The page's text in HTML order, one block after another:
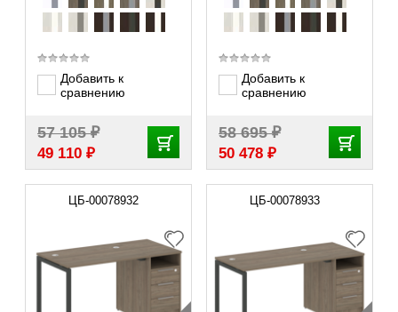
Добавить к
сравнению
57 105₽
49 110 ₽
Добавить к
сравнению
58 695₽
50 478 ₽
ЦБ-00078932 ЦБ-00078933